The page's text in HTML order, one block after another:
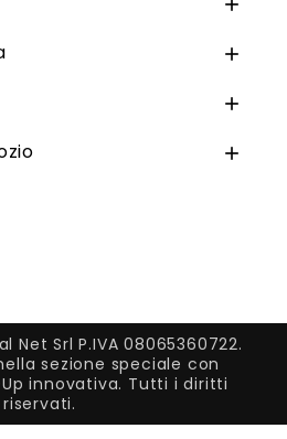




Net Srl P.IVA 08065360722.
sezione speciale con
innovativa. Tutti i diritti
riservati.